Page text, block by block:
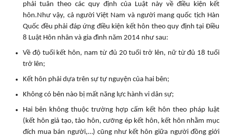
phải tuân theo các quy định của Luật này về điều kiện kết
hôn.Như vậy, cả người Việt Nam và người mang quốc tịch Hàn
Quốc đều phải đáp ứng điều kiện kết hôn theo quy định tại Điều
8 Luật Hôn nhân và gia đình năm 2014 như sau:
Về độ tuổi kết hôn, nam từ đủ 20 tuổi trở lên, nữ từ đủ 18 tuổi
trở lên;
Kết hôn phải dựa trên sự tự nguyện của hai bên;
Không có bên nào bị mất năng lực hành vi dân sự;
Hai bên không thuộc trường hợp cấm kết hôn theo pháp luật
(kết hôn giả tạo, tảo hôn, cưỡng ép kết hôn, kết hôn nhằm mục
đích mua bán người,…) cũng như kết hôn giữa người đồng giới